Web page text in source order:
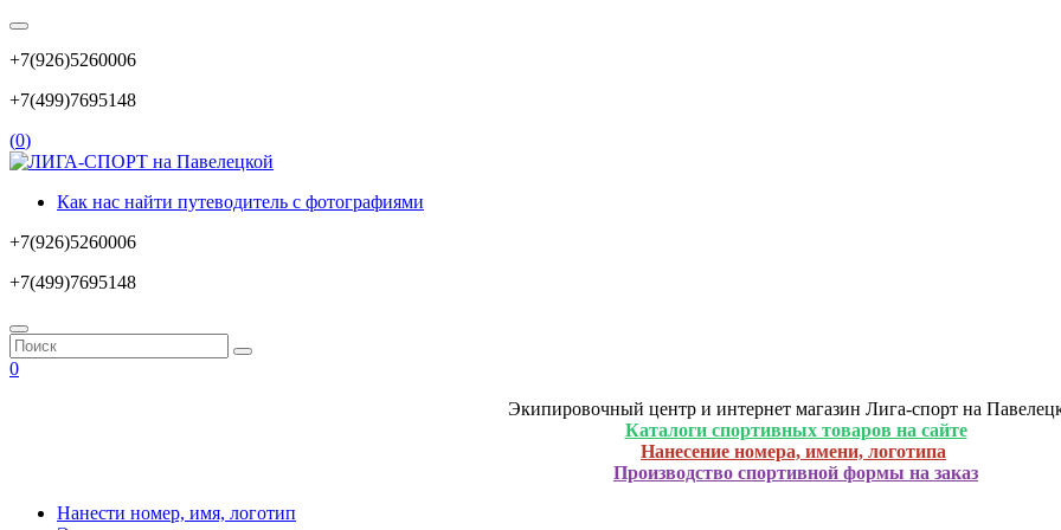
+7(926)5260006
+7(499)7695148
(0)
Как нас найти путеводитель с фотографиями
+7(926)5260006
+7(499)7695148
0
Экипировочный центр и интернет магазин Лига-спорт на
Каталоги спортивных товаров на сайте
Нанесение номера, имени, логотипа
Производство спортивной формы на заказ
Нанести номер, имя, логотип